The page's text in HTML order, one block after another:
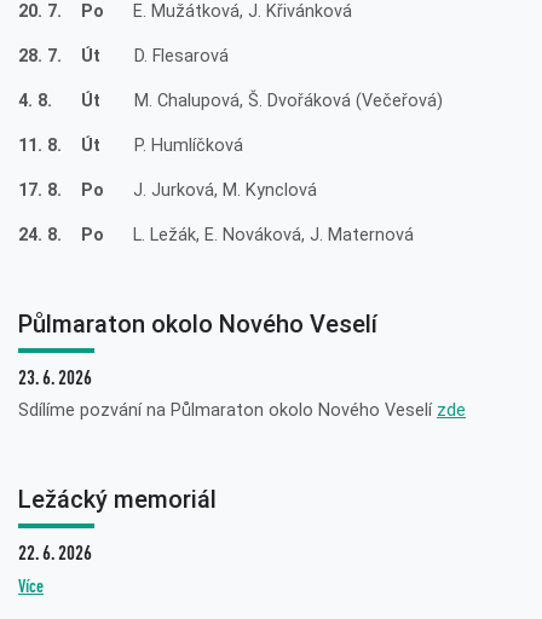
20. 7. Po E. Mužátková, J. Křivánková
28. 7. Út D. Flesarová
4. 8. Út M. Chalupová, Š. Dvořáková (Večeřová)
11. 8. Út P. Humlíčková
17. 8. Po J. Jurková, M. Kynclová
24. 8. Po L. Ležák, E. Nováková, J. Maternová
Půlmaraton okolo Nového Veselí
23. 6. 2026
Sdílíme pozvání na Půlmaraton okolo Nového Veselí zde
Ležácký memoriál
22. 6. 2026
Více